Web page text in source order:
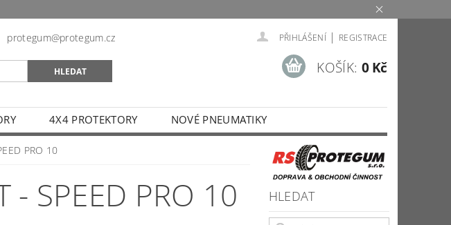
protegum@protegum.cz PŘIHLÁŠENÍ | REGISTRACE
KOŠÍK: 0 Kč
4X4 PROTEKTORY
NOVÉ PNEUMATIKY
FAQ
NAPIŠTE NÁM
PRO 10
SPEED PRO 10 HLEDAT